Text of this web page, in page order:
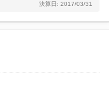
決算日: 2017/03/31